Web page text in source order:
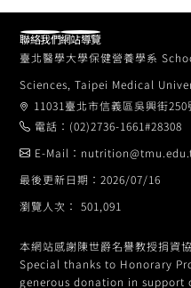
臺北醫學大學保健營養學系
Sciences, Taipei Medical
11031臺北市信義區吳興街
電話：(02)2736-1661#28308
瀏覽人次： 501,091
E-Mail：
最後更新日期：2026/07/16
聯絡我們網站導覽
本網站感謝陳世爵名譽教授捐資
Special thanks to Honorary
generous donation in support